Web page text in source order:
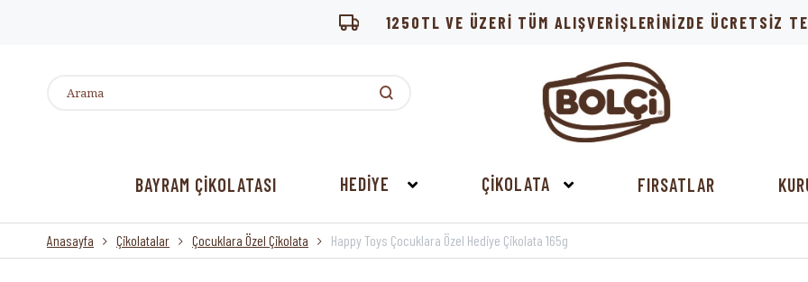
1250TL VE ÜZERİ TÜM ALIŞVERİŞLERİNİZDE ÜCRETSİZ
BAYRAM ÇİKOLATASI HEDİYE ÇİKOLATA FIRSATLAR
Anasayfa Çikolatalar Çocuklara Özel Çikolata Happy Toys Çocuklara Özel Hediye Çikolata 165g